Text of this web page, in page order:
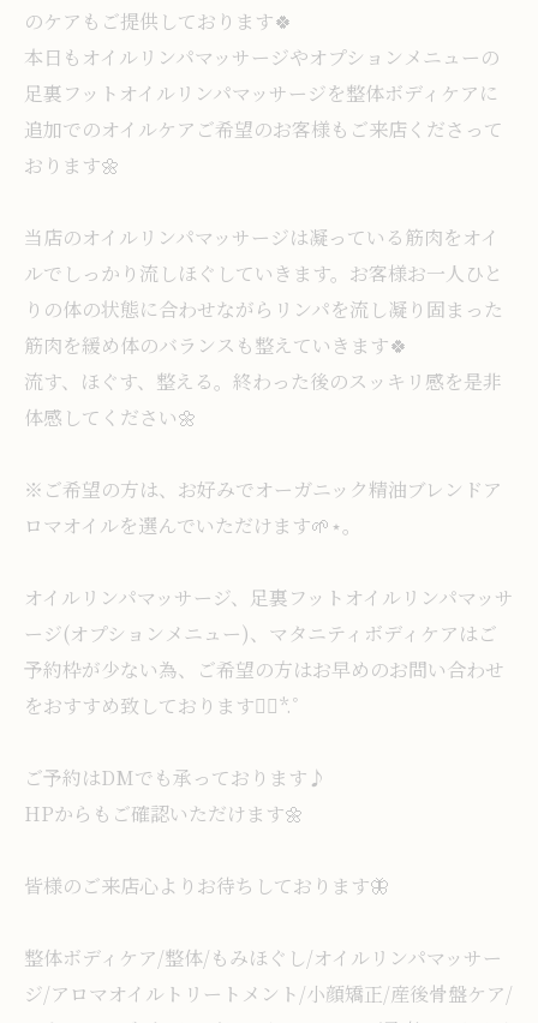
のケアもご提供しております🍀
本日もオイルリンパマッサージやオプションメニューの
足裏フットオイルリンパマッサージを整体ボディケアに
追加でのオイルケアご希望のお客様もご来店くださって
おります🌼
当店のオイルリンパマッサージは凝っている筋肉をオイ
ルでしっかり流しほぐしていきます。お客様お一人ひと
りの体の状態に合わせながらリンパを流し凝り固まった
筋肉を緩め体のバランスも整えていきます🍀
流す、ほぐす、整える。終わった後のスッキリ感を是非
体感してください🌼
※ご希望の方は、お好みでオーガニック精油ブレンドア
ロマオイルを選んでいただけます🌱⋆｡
オイルリンパマッサージ、足裏フットオイルリンパマッサ
ージ(オプションメニュー)、マタニティボディケアはご
予約枠が少ない為、ご希望の方はお早めのお問い合わせ
をおすすめ致しております❁⃘*.ﾟ
ご予約はDMでも承っております♪
HPからもご確認いただけます🌼
皆様のご来店心よりお待ちしております🦋
整体ボディケア/整体/もみほぐし/オイルリンパマッサー
ジ/アロマオイルトリートメント/小顔矯正/産後骨盤ケア/